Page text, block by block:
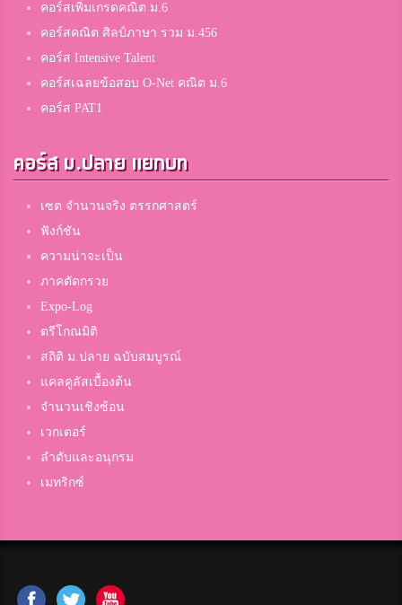
คอร์สเพิ่มเกรดคณิต ม.6
คอร์สคณิต ศิลป์ภาษา รวม ม.456
คอร์ส Intensive Talent
คอร์สเฉลยข้อสอบ O-Net คณิต ม.6
คอร์ส PAT1
คอร์ส ม.ปลาย แยกบท
เซต จำนวนจริง ตรรกศาสตร์
ฟังก์ชัน
ความน่าจะเป็น
ภาคตัดกรวย
Expo-Log
ตรีโกณมิติ
สถิติ ม.ปลาย ฉบับสมบูรณ์
แคลคูลัสเบื้องต้น
จำนวนเชิงซ้อน
เวกเตอร์
ลำดับและอนุกรม
เมทริกซ์